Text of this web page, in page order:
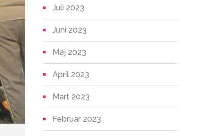
Juli 2023
Juni 2023
Maj 2023
April 2023
Mart 2023
Februar 2023